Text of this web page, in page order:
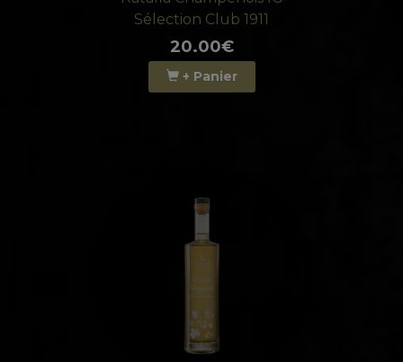
Sélection Club 1911
20.00€
+ Panier